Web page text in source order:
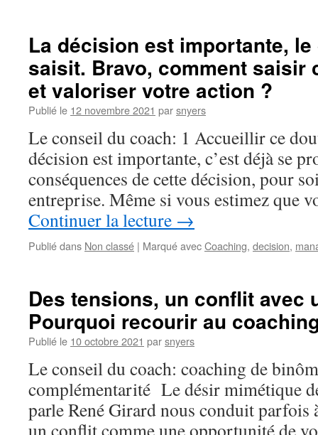
La décision est importante,
saisit. Bravo, comment saisir
et valoriser votre action ?
Publié le 12 novembre 2021 parsnyers
Le conseil du coach: 1 Accueillir ce
décision est importante, c’est déjà se
conséquences de cette décision, pour
entreprise. Même si vous estimez que
Continuer la lecture →
Publié dans Non classé | Marqué avecCoaching, decision,
Des tensions, un conflit avec
Pourquoi recourir au
Publié le 10 octobre 2021 parsnyers
Le conseil du coach: coaching de
complémentarité Le désir mimétique
parle René Girard nous conduit
un conflit comme une opportunité de